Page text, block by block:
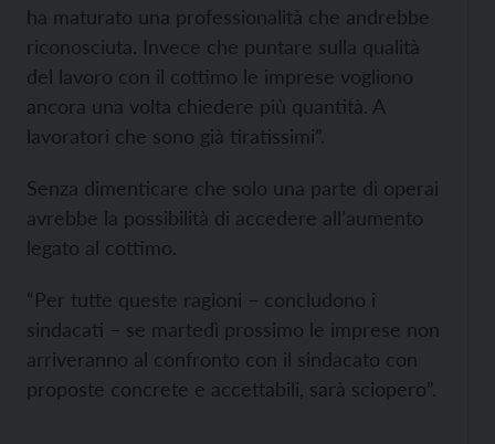
ha maturato una professionalità che andrebbe
riconosciuta. Invece che puntare sulla qualità
del lavoro con il cottimo le imprese vogliono
ancora una volta chiedere più quantità. A
lavoratori che sono già tiratissimi”.
Senza dimenticare che solo una parte di operai
avrebbe la possibilità di accedere all’aumento
legato al cottimo.
“Per tutte queste ragioni – concludono i
sindacati – se martedì prossimo le imprese non
arriveranno al confronto con il sindacato con
proposte concrete e accettabili, sarà sciopero”.